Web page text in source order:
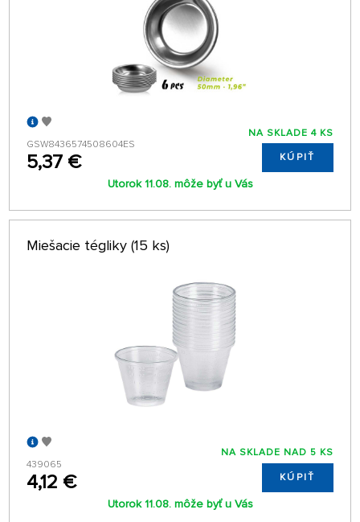
GSW8436574508604ES
5,37 €
NA SKLADE 4 KS
KÚPIŤ
Utorok 11.08. môže byť u Vás
Miešacie tégliky (15 ks)
439065
4,12 €
NA SKLADE NAD 5 KS
KÚPIŤ
Utorok 11.08. môže byť u Vás